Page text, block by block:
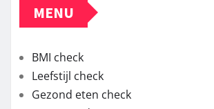
MENU
BMI check
Leefstijl check
Gezond eten check